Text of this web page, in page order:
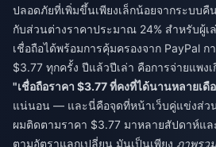
ปลอดภัยที่เพิ่มขึ้นเพียงเล็กน้อยจากระบบคื
กับส่วนต่างราคาประมาณ 24% สำหรับผู้เ
เชื่อถือได้พร้อมการคุ้มครองจาก PayPal
$3.77 ทุกครั้ง ปีแล้วปีเล่า คือการจ่ายแพงเ
"เชื่อถือราคา $3.77 ที่คงที่ได้นานหลายเดื
แน่นอน — และนี่คือจุดที่หน้าเว็บคู่แข่งส่ว
ผมติดตามราคา $3.77 มาหลายสัปดาห์แ
ตามอัตราแลกเปลี่ยน มันเป็นเพียง ภาพรวม